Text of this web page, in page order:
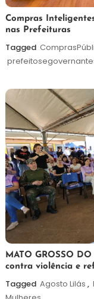
6
de
agosto
de
2026
Redação
Compras
nas Prefeituras
Tagged
5
de
agosto
de
Maurilio
MATO GROSSO
contra violência e
Tagged Agosto Lilás ,